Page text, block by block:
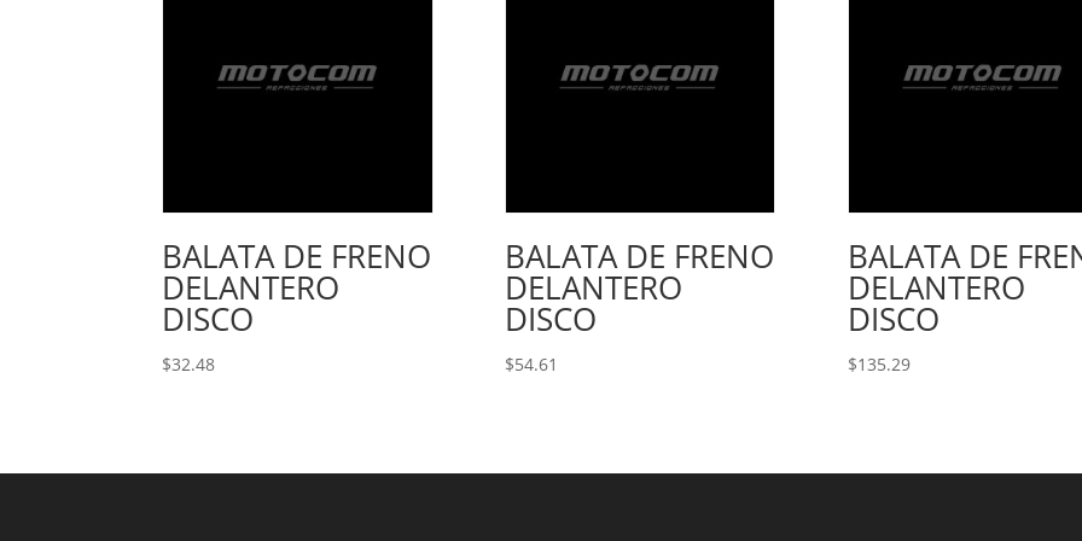
BALATA DE FRENO
DELANTERO
DISCO
$32.48
BALATA DE FRENO
DELANTERO
DISCO
$54.61
BALATA DE
DELANTERO
DISCO
$135.29